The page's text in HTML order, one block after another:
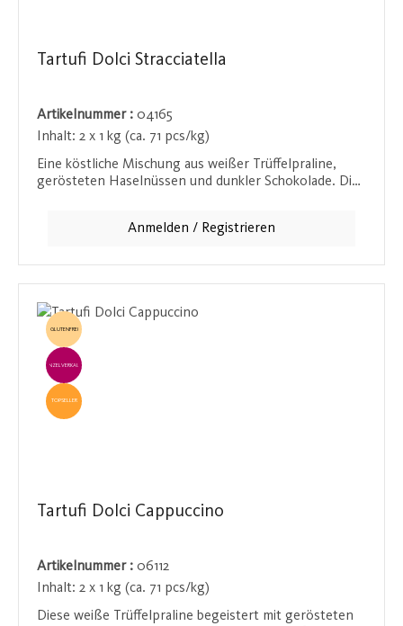
Tartufi Dolci Stracciatella
Artikelnummer : 04165
Inhalt: 2 x 1 kg (ca. 71 pcs/kg)
Eine köstliche Mischung aus weißer Trüffelpraline,
gerösteten Haselnüssen und dunkler Schokolade. Die
Anmelden / Registrieren
GLUTENFREI
EINZELVERKAUF
TOPSELLER
Tartufi Dolci Cappuccino
Artikelnummer : 06112
Inhalt: 2 x 1 kg (ca. 71 pcs/kg)
Diese weiße Trüffelpraline begeistert mit gerösteten